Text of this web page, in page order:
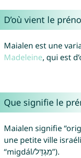
D’où vient le
Maialen est une
Madeleine, qui est
Que signifie le
Maialen signifie
une petite ville
“migdál/מִגְדָּל”).